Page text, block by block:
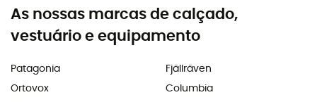
As nossas marcas de calçado,
vestuário e equipamento
Patagonia
Ortovox
Fjällräven
Columbia